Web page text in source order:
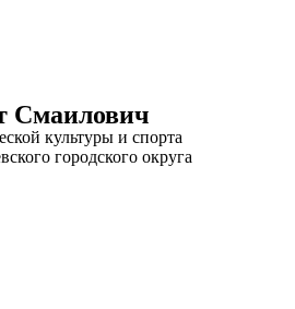
Смаилович
культуры и спорта
городского округа